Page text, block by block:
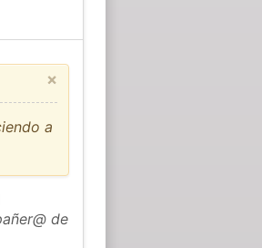
×
a
de